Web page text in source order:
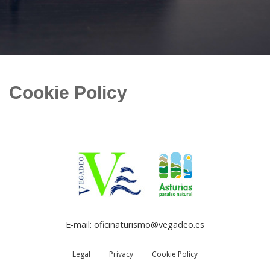
Cookie Policy
E-mail: oficinaturismo@vegadeo.es
Legal Privacy Cookie Policy